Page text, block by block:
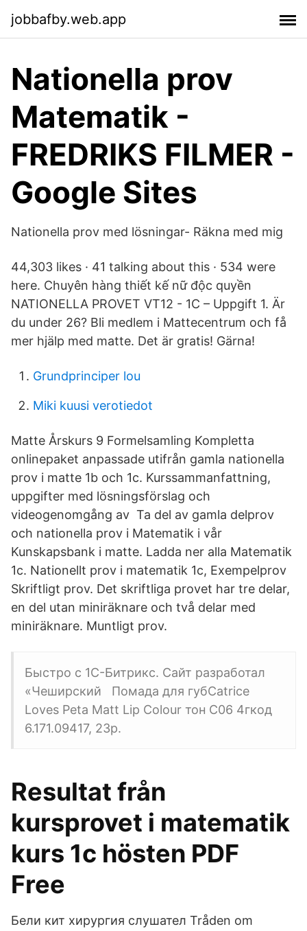
jobbafby.web.app
Nationella prov
Matematik -
FREDRIKS FILMER -
Google Sites
Nationella prov med lösningar- Räkna med mig
44,303 likes · 41 talking about this · 534 were
here. Chuyên hàng thiết kế nữ độc quyền
NATIONELLA PROVET VT12 - 1C – Uppgift 1. Är
du under 26? Bli medlem i Mattecentrum och få
mer hjälp med matte. Det är gratis! Gärna!
Grundprinciper lou
Miki kuusi verotiedot
Matte Årskurs 9 Formelsamling Kompletta
onlinepaket anpassade utifrån gamla nationella
prov i matte 1b och 1c. Kurssammanfattning,
uppgifter med lösningsförslag och
videogenomgång av Ta del av gamla delprov
och nationella prov i Matematik i vår
Kunskapsbank i matte. Ladda ner alla Matematik
1c. Nationellt prov i matematik 1c, Exempelprov
Skriftligt prov. Det skriftliga provet har tre delar,
en del utan miniräknare och två delar med
miniräknare. Muntligt prov.
Быстро с 1С-Битрикс. Сайт разработал
«Чеширский Помада для губCatrice
Loves Peta Matt Lip Colour тон C06 4гкод
6.171.09417, 23р.
Resultat från
kursprovet i matematik
kurs 1c hösten PDF
Free
Бели кит хирургия слушател Tråden om